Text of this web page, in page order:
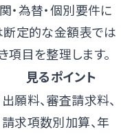
・為替・個別要件に
断定的な金額表では
項目を整理します。
見るポイント
出願料、審査請求料、
請求項数別加算、年